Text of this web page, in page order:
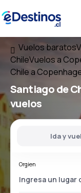
Vuelos baratos
ChileVuelos a
Chile a
Santiago de
vuelos
Ida y
Orgien